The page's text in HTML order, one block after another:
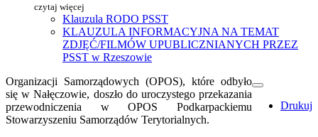
czytaj więcej
Klauzula RODO PSST
KLAUZULA INFORMACYJNA NA TEMAT
ZDJĘĆ/FILMÓW UPUBLICZNIANYCH PRZEZ
PSST w Rzeszowie
Drukuj
Organizacji Samorządowych (OPOS), które odbyło
się w Nałęczowie, doszło do uroczystego przekazania
przewodniczenia w OPOS Podkarpackiemu
Stowarzyszeniu Samorządów Terytorialnych.